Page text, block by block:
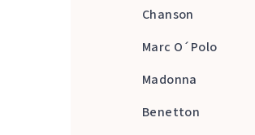
Chanson
Marc O´Polo
Madonna
Benetton